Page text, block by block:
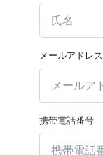
メールアドレス
携帯電話番号